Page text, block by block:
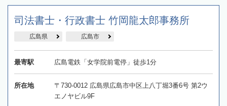
司法書士・行政書士 竹岡龍太郎事務所
広島県 広島市
最寄駅 広島電鉄「女学院前電停」徒歩1分
所在地
〒730-0012 広島県広島市中区上八丁堀3番6号 第2ウ
エノヤビル9F